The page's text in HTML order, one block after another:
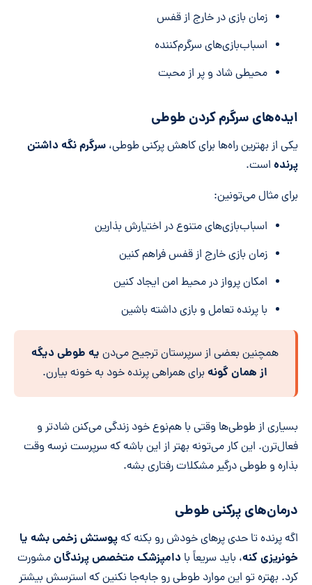
زمان بازی در خارج از قفس
اسباب‌بازی‌های سرگرم‌کننده
محیطی شاد و پر از محبت
ایده‌های سرگرم کردن طوطی
یکی از بهترین راه‌ها برای کاهش پرکنی طوطی، سرگرم نگه داشتن
پرنده است.
برای مثال می‌تونین:
اسباب‌بازی‌های متنوع در اختیارش بذارین
زمان بازی خارج از قفس فراهم کنین
امکان پرواز در محیط امن ایجاد کنین
با پرنده تعامل و بازی داشته باشین
همچنین بعضی از سرپرستان ترجیح می‌دن یه طوطی دیگه
از همان گونه برای همراهی پرنده خود به خونه بیارن.
بسیاری از طوطی‌ها وقتی با هم‌نوع خود زندگی می‌کنن شادتر و
فعال‌ترن. این کار می‌تونه بهتر از این باشه که سرپرست نرسه وقت
بذاره و طوطی درگیر مشکلات رفتاری بشه.
درمان‌های پرکنی طوطی
اگه پرنده تا حدی پرهای خودش رو بکنه کهپوستش زخمی بشه یا
خونریزی کنه، باید سریعاً با دامپزشک متخصص پرندگانمشورت
کرد. بهتره تو این موارد طوطی رو جابه‌جا نکنین که استرسش بیشتر